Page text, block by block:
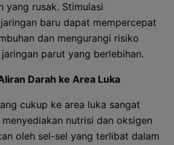
yang rusak. Stimulasi
baru dapat mempercepat
dan mengurangi risiko
parut yang berlebihan.
Darah ke Area Luka
cukup ke area luka sangat
nutrisi dan oksigen
oleh sel-sel yang terlibat dalam